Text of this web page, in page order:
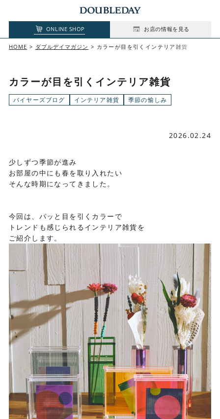
ONLINE SHOP お店の情報を見る
HOME ダブルデイマガジン カラーが目を引くインテリア雑貨
カラーが目を引くインテリア雑貨
バイヤーズブログ インテリア雑貨 季節の愉しみ
2026.02.24
少しずつ季節が進み
お部屋の中にも春を取り入れたい
そんな時期になってきました。
今回は、パッと目を引くカラーで
トレンドも感じられるインテリア雑貨を
ご紹介します。